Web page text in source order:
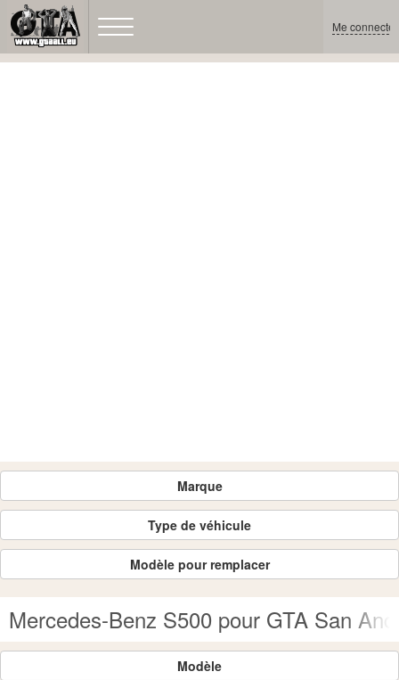
Me connecter
Marque
Type de véhicule
Modèle pour remplacer
Mercedes-Benz S500 pour GTA San
Modèle